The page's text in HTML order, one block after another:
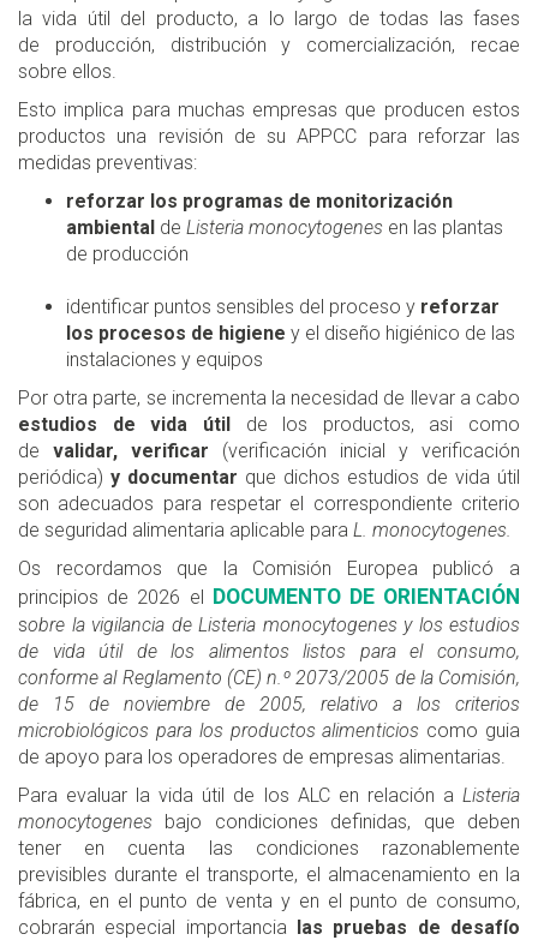
la vida útil del producto, a lo largo de todas las fases
de producción, distribución y comercialización, recae
sobre ellos.
Esto implica para muchas empresas que producen estos
productos una revisión de su APPCC para reforzar las
medidas preventivas:
reforzar los programas de monitorización
ambiental de Listeria monocytogenes en las plantas
de producción
identificar puntos sensibles del proceso y reforzar
los procesos de higiene y el diseño higiénico de las
instalaciones y equipos
Por otra parte, se incrementa la necesidad de llevar a cabo
estudios de vida útil de los productos, asi como
de validar, verificar (verificación inicial y verificación
periódica) y documentar que dichos estudios de vida útil
son adecuados para respetar el correspondiente criterio
de seguridad alimentaria aplicable para L. monocytogenes.
Os recordamos que la Comisión Europea publicó a
principios de 2026 el DOCUMENTO DE ORIENTACIÓN
sobre la vigilancia de Listeria monocytogenes y los estudios
de vida útil de los alimentos listos para el consumo,
conforme al Reglamento (CE) n.º 2073/2005 de la Comisión,
de 15 de noviembre de 2005, relativo a los criterios
microbiológicos para los productos alimenticios como guia
de apoyo para los operadores de empresas alimentarias.
Para evaluar la vida útil de los ALC en relación a Listeria
monocytogenes bajo condiciones definidas, que deben
tener en cuenta las condiciones razonablemente
previsibles durante el transporte, el almacenamiento en la
fábrica, en el punto de venta y en el punto de consumo,
cobrarán especial importancia las pruebas de desafío